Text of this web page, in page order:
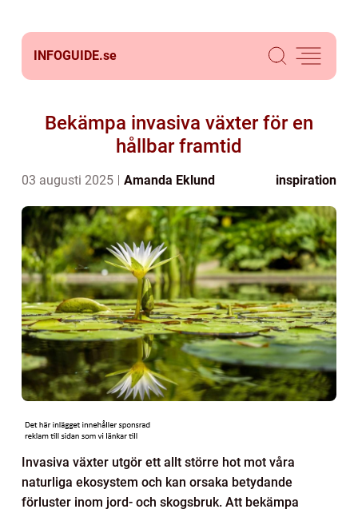
INFOGUIDE.se
Bekämpa invasiva växter för en
hållbar framtid
03 augusti 2025 Amanda Eklund inspiration
Invasiva växter utgör ett allt större hot mot våra
naturliga ekosystem och kan orsaka betydande
förluster inom jord- och skogsbruk. Att bekämpa